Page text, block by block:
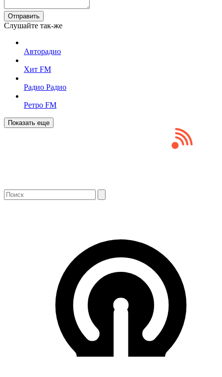
Отправить
Слушайте так-же
Авторадио
Хит FM
Радио Радио
Ретро FM
Показать еще